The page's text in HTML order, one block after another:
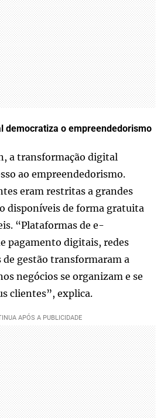
democratiza o empreendedorismo
a transformação digital
ao empreendedorismo.
eram restritas a grandes
disponíveis de forma gratuita
“Plataformas de e-
pagamento digitais, redes
de gestão transformaram a
negócios se organizam e se
clientes”, explica.